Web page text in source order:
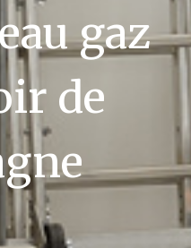
gaz
de